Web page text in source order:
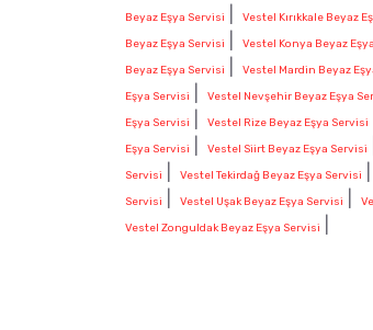
Beyaz Eşya Servisi
Vestel Kırıkkale Beyaz
Beyaz Eşya Servisi
Vestel Konya Beyaz
Beyaz Eşya Servisi
Vestel Mardin Beyaz
Eşya Servisi
Vestel Nevşehir Beyaz Eşya
Eşya Servisi
Vestel Rize Beyaz Eşya Servisi
Eşya Servisi
Vestel Siirt Beyaz Eşya Servisi
Servisi
Vestel Tekirdağ Beyaz Eşya Servisi
Servisi
Vestel Uşak Beyaz Eşya Servisi
Vestel Zonguldak Beyaz Eşya Servisi